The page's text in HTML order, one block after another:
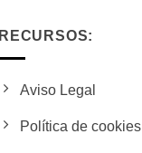
RECURSOS:
Aviso Legal
Política de cookies